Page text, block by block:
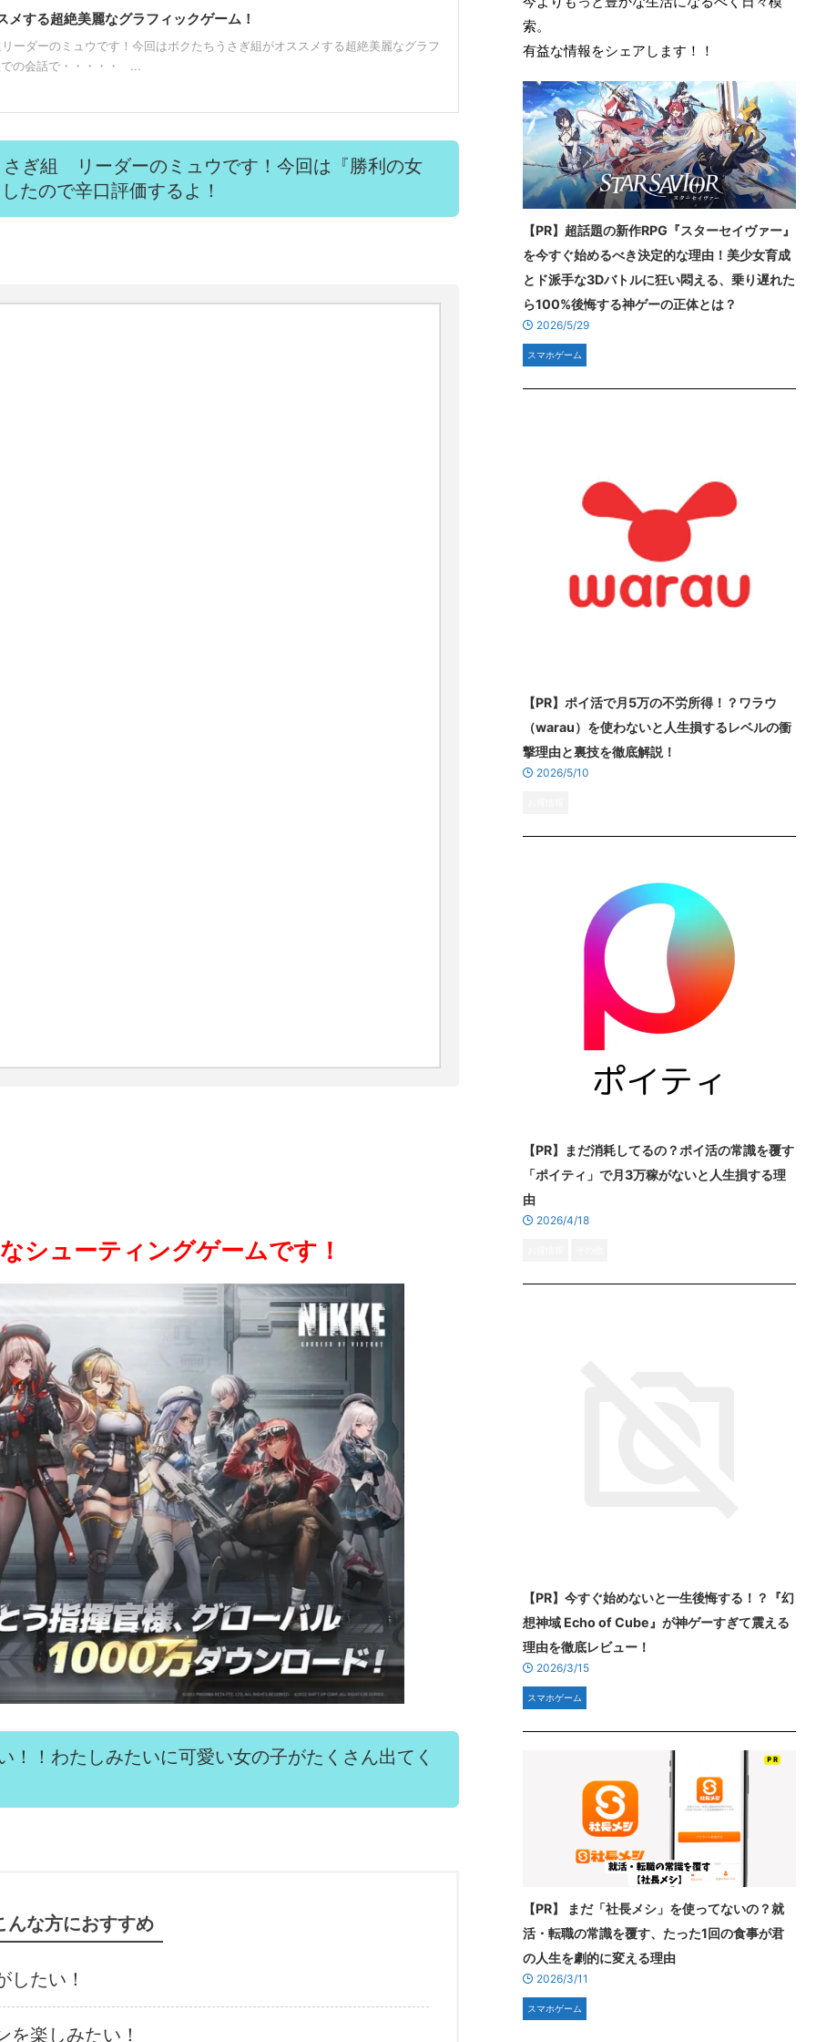
メする超絶美麗なグラフィックゲーム！
ーダーのミュウです！今回はボクたちうさぎ組がオススメする超絶美麗なグラフ
の会話で・・・・・ ...
さぎ組 リーダーのミュウです！今回は『勝利の女
たので辛口評価するよ！
シューティングゲームです！
！！わたしみたいに可愛い女の子がたくさん出てく
んな方におすすめ
したい！
楽しみたい！
索。
有益な情報をシェアします！！
【PR】超話題の新作RPG『スターセイヴァー』
を今すぐ始めるべき決定的な理由！美少女育成
とド派手な3Dバトルに狂い悶える、乗り遅れた
ら100%後悔する神ゲーの正体とは？
2026/5/29
スマホゲーム
【PR】ポイ活で月5万の不労所得！？ワラウ
（warau）を使わないと人生損するレベルの衝
撃理由と裏技を徹底解説！
2026/5/10
【PR】まだ消耗してるの？ポイ活の常識を覆す
「ポイティ」で月3万稼がないと人生損する理
由
2026/4/18
【PR】今すぐ始めないと一生後悔する！？『幻
想神域 Echo of Cube』が神ゲーすぎて震える
理由を徹底レビュー！
2026/3/15
スマホゲーム
【PR】 まだ「社長メシ」を使ってないの？就
活・転職の常識を覆す、たった1回の食事が君
の人生を劇的に変える理由
2026/3/11
スマホゲーム